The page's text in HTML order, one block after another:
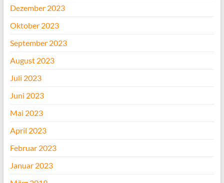
Dezember 2023
Oktober 2023
September 2023
August 2023
Juli 2023
Juni 2023
Mai 2023
April 2023
Februar 2023
Januar 2023